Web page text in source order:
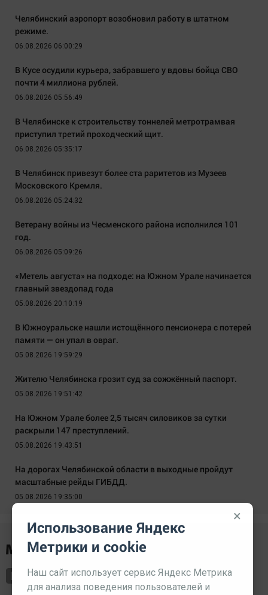
Челябинский аэропорт возобновил работу в штатном
режиме.
06.08.2026 06:00:29
В Кусе осудили курьера, забравшего у вдовы бойца СВО
почти 4 миллиона рублей.
06.08.2026 05:56:49
В Челябинске к строительству тоннелей метротрамвая
приступил третий проходческий щит.
06.08.2026 05:35:17
В Челябинск привезут более ста раритетов из Музеев
Московского Кремля.
06.08.2026 05:24:32
Ветерану войны из Чесменского района исполнился 101
год.
06.08.2026 05:09:26
«Метель августа» на подходе: на Южном Урале начинается
главный звездопад года
05.08.2026 20:10:19
В Южноуральске нашли истощённого пенсионера с потерей
памяти — он упал в овраг.
05.08.2026 19:59:29
Жителю Челябинска грозит суд за сожжённый паспорт.
05.08.2026 19:51:42
На Южном Урале более 2,5 тысяч силовиков за сутки
раскрыли 147 преступлений.
05.08.2026 19:43:51
На дорогах Челябинской области в выходные пройдут
масштабные рейды ГИБДД.
05.08.2026 19:35:00
×
Использование Яндекс
Метрики и cookie
Наш сайт использует сервис Яндекс Метрика
для анализа поведения пользователей и